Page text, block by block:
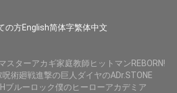
の方English简体字繁体中文
スターアカギ家庭教師ヒットマンREBORN!
呪術廻戦進撃の巨人 ダイヤのADr.STONE
ブルーロック僕のヒーローアカデミア